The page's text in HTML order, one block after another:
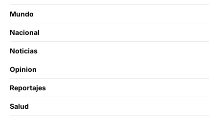
Mundo
Nacional
Noticias
Opinion
Reportajes
Salud